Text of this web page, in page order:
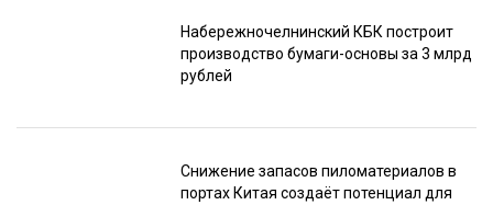
Набережночелнинский КБК построит
производство бумаги-основы за 3 млрд
рублей
Снижение запасов пиломатериалов в
портах Китая создаёт потенциал для